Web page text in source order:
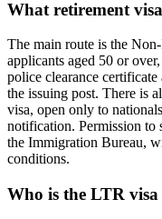
What retirement
The main route is the
applicants aged 50 or
police clearance
the issuing post. There is
visa, open only to
notification. Permission to
the Immigration Bureau,
conditions.
Who is the LTR